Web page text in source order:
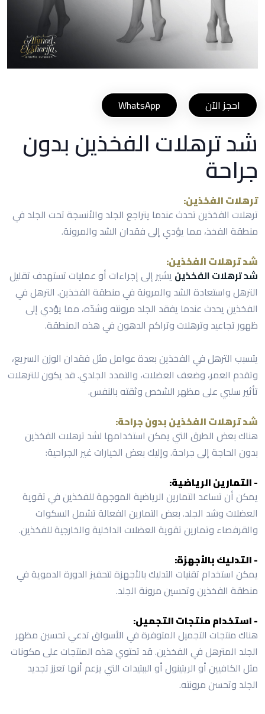
احجز الآن WhatsApp
شد ترهلات الفخذين بدون
جراحة
ترهلات الفخذين:
ترهلات الفخذين تحدث عندما يتراجع الجلد والأنسجة تحت الجلد في
منطقة الفخذ، مما يؤدي إلى فقدان الشد والمرونة.
شد ترهلات الفخذين:
شد ترهلات الفخذين يشير إلى إجراءات أو عمليات تستهدف تقليل
الترهل واستعادة الشد والمرونة في منطقة الفخذين. الترهل في
الفخذين يحدث عندما يفقد الجلد مرونته وشدّه، مما يؤدي إلى
ظهور تجاعيد وترهلات وتراكم الدهون في هذه المنطقة.
يتسبب الترهل في الفخذين بعدة عوامل مثل فقدان الوزن السريع،
وتقدم العمر، وضعف العضلات، والتمدد الجلدي. قد يكون للترهلات
تأثير سلبي على مظهر الشخص وثقته بالنفس.
شد ترهلات الفخذين بدون جراحة:
هناك بعض الطرق التي يمكن استخدامها لشد ترهلات الفخذين
بدون الحاجة إلى جراحة. وإليك بعض الخيارات غير الجراحية:
- التمارين الرياضية:
يمكن أن تساعد التمارين الرياضية الموجهة للفخذين في تقوية
العضلات وشد الجلد. بعض التمارين الفعالة تشمل السكوات
والقرفصاء وتمارين تقوية العضلات الداخلية والخارجية للفخذين.
- التدليك بالأجهزة:
يمكن استخدام تقنيات التدليك بالأجهزة لتحفيز الدورة الدموية في
منطقة الفخذين وتحسين مرونة الجلد.
- استخدام منتجات التجميل:
هناك منتجات التجميل المتوفرة في الأسواق تدعي تحسين مظهر
الجلد المترهل في الفخذين. قد تحتوي هذه المنتجات على مكونات
مثل الكافيين أو الريتينول أو الببتيدات التي يزعم أنها تعزز تجديد
الجلد وتحسن مرونته.